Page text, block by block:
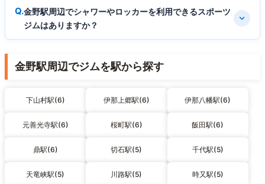
金野駅周辺でシャワーやロッカーを利用できるスポーツ
ジムはありますか？
金野駅周辺でジムを駅から探す
下山村駅(6) 伊那上郷駅(6) 伊那八幡駅(6)
元善光寺駅(6) 桜町駅(6) 飯田駅(6)
鼎駅(6) 切石駅(5) 千代駅(5)
天竜峡駅(5) 川路駅(5) 時又駅(5)